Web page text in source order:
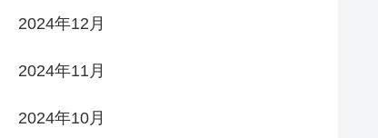
2024年12月
2024年11月
2024年10月